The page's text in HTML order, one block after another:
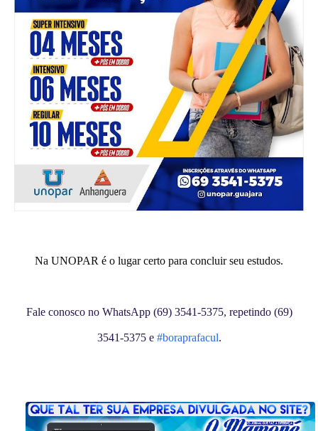
Na UNOPAR é o lugar certo para concluir seu estudos.
Fale conosco no WhatsApp (69) 3541-5375, repetindo (69)
3541-5375 e #boraprafacul.